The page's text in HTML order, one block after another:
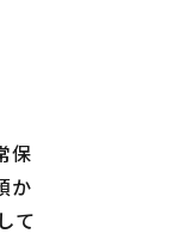
保
か
て